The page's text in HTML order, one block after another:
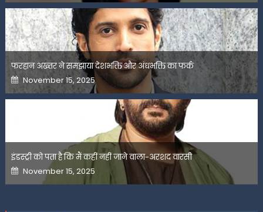
फरहान अख्तर ने समझाया देशभक्ति और अंधभक्ति का फर्क
Posted
on
November 15, 2025
इंडस्ट्री को पता है कि मैं कहीं नहीं जाने वाला-अरशद वारसी
Posted
on
November 15, 2025